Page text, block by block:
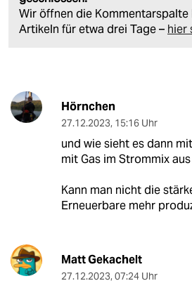
Wir öffnen die Kommentarspalte
Artikeln für etwa drei Tage – hier
Hörnchen
27.12.2023, 15:16 Uhr
und wie sieht es dann
mit Gas im Strommix aus
Kann man nicht die
Erneuerbare mehr
Matt Gekachelt
27.12.2023, 07:24 Uhr